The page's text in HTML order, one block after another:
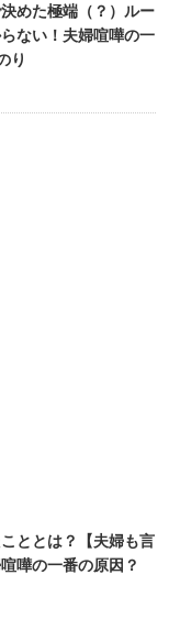
めた極端（？）ルー
ない！夫婦喧嘩の一
り
ととは？【夫婦も言
嘩の一番の原因？